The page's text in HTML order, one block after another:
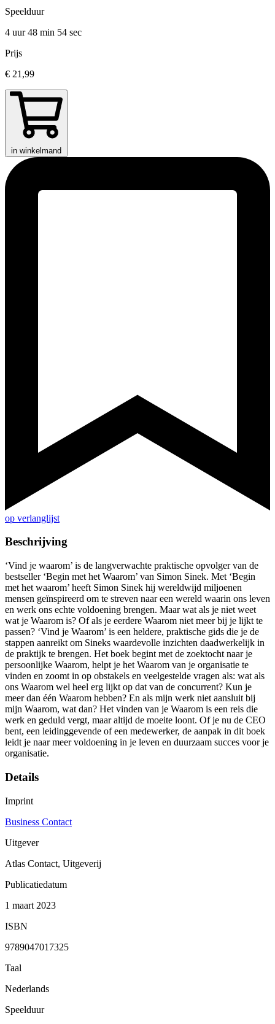
Speelduur
4 uur 48 min 54 sec
Prijs
€ 21,99
in winkelmand
op verlanglijst
Beschrijving
‘Vind je waarom’ is de langverwachte praktische opvolger van de
bestseller ‘Begin met het Waarom’ van Simon Sinek. Met ‘Begin
met het waarom’ heeft Simon Sinek hij wereldwijd miljoenen
mensen geïnspireerd om te streven naar een wereld waarin ons leven
en werk ons echte voldoening brengen. Maar wat als je niet weet
wat je Waarom is? Of als je eerdere Waarom niet meer bij je lijkt te
passen? ‘Vind je Waarom’ is een heldere, praktische gids die je de
stappen aanreikt om Sineks waardevolle inzichten daadwerkelijk in
de praktijk te brengen. Het boek begint met de zoektocht naar je
persoonlijke Waarom, helpt je het Waarom van je organisatie te
vinden en zoomt in op obstakels en veelgestelde vragen als: wat als
ons Waarom wel heel erg lijkt op dat van de concurrent? Kun je
meer dan één Waarom hebben? En als mijn werk niet aansluit bij
mijn Waarom, wat dan? Het vinden van je Waarom is een reis die
werk en geduld vergt, maar altijd de moeite loont. Of je nu de CEO
bent, een leidinggevende of een medewerker, de aanpak in dit boek
leidt je naar meer voldoening in je leven en duurzaam succes voor je
organisatie.
Details
Imprint
Business Contact
Uitgever
Atlas Contact, Uitgeverij
Publicatiedatum
1 maart 2023
ISBN
9789047017325
Taal
Nederlands
Speelduur